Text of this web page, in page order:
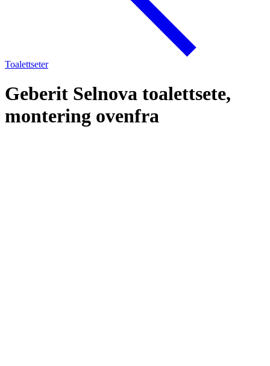
Toalettseter
Geberit Selnova toalettsete,
montering ovenfra